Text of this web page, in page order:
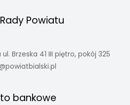
Powiatu
ul. Brzeska 41 III piętro, pokój 325
bankowe